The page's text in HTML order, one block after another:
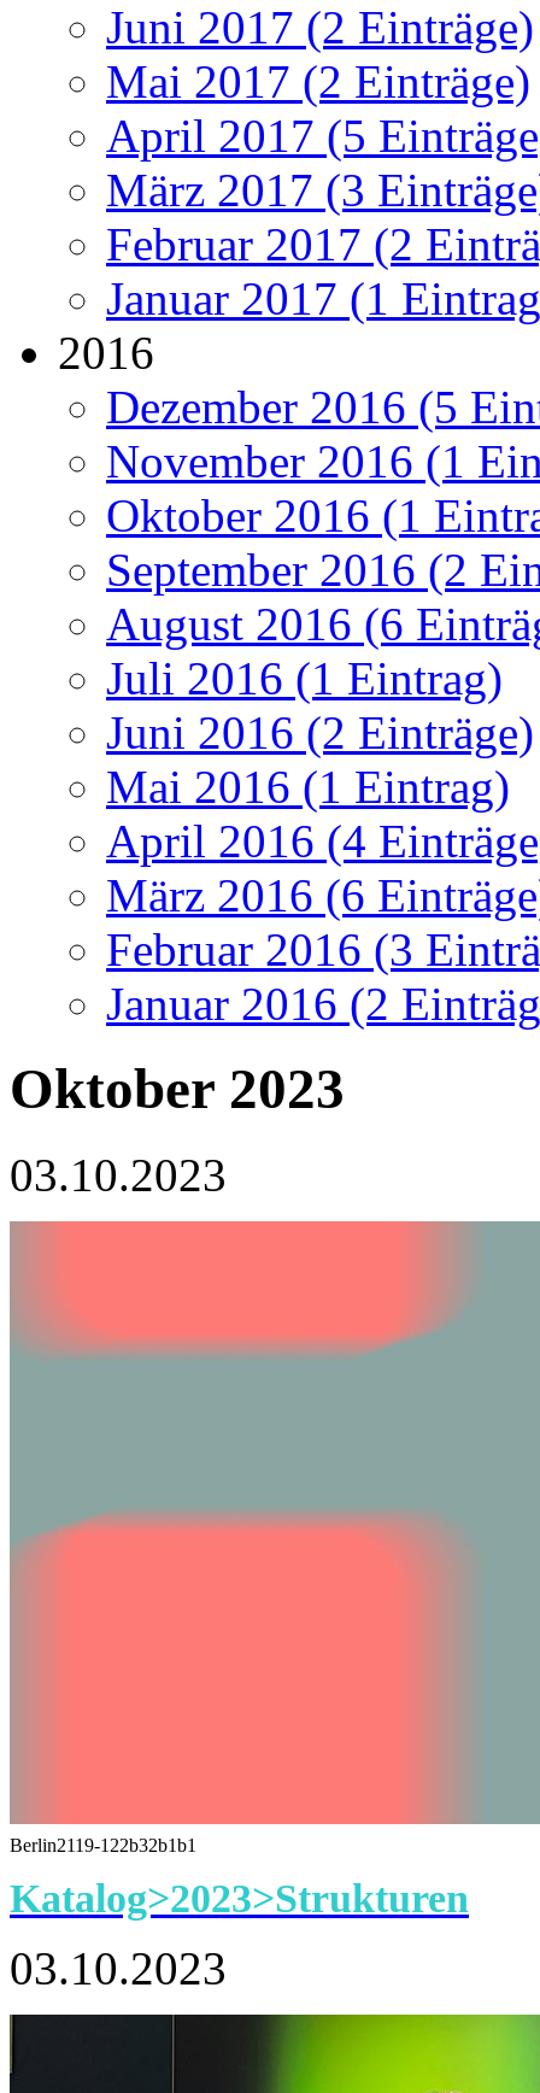
Juni 2017 (2 Einträge)
Mai 2017 (2 Einträge)
April 2017 (5
März 2017 (3
Februar 2017 (2
Januar 2017 (1
2016
Dezember 2016 (5
November 2016 (1
Oktober 2016 (1
September 2016 (2
August 2016 (6
Juli 2016 (1 Eintrag)
Juni 2016 (2 Einträge)
Mai 2016 (1 Eintrag)
April 2016 (4
März 2016 (6
Februar 2016 (3
Januar 2016 (2
Oktober 2023
03.10.2023
Berlin2119-122b32b1b1
Katalog>2023>Strukturen
03.10.2023